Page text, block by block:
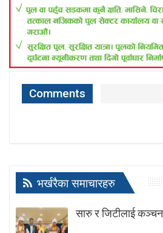
Comments
भर्खरैका समाचारहरु
सारु र जिटीलाई